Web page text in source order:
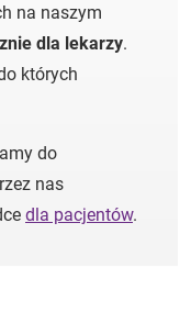
na naszym
dla lekarzy.
których
do
nas
dla pacjentów.